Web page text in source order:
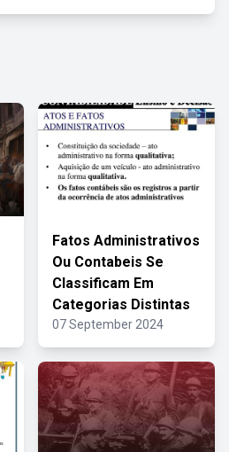
Fatos Administrativos
Ou Contabeis Se
Classificam Em
Categorias Distintas
07 September 2024